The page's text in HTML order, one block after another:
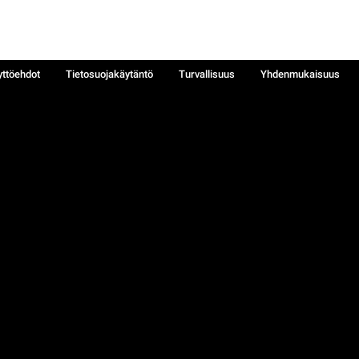
Tietosuojakäytäntö Turvallisuus
Yhdenmukaisuus